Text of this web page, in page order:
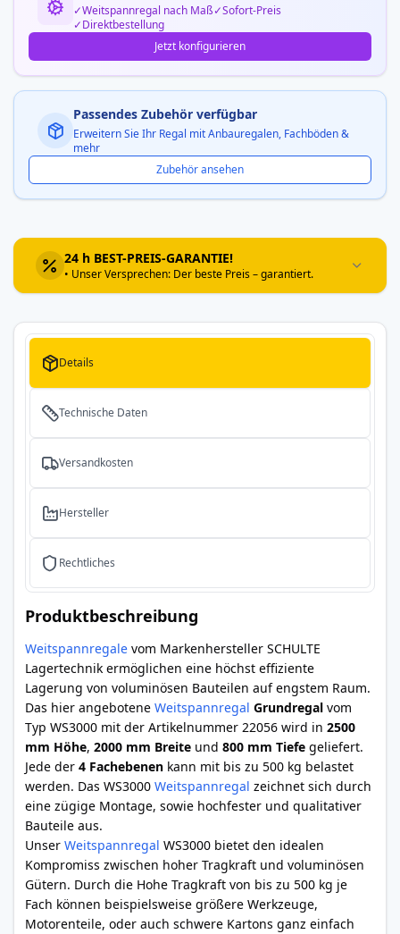
Weitspannregal nach Maß
Sofort-Preis
Direktbestellung
Jetzt konfigurieren
Passendes Zubehör verfügbar
Erweitern Sie Ihr Regal mit Anbauregalen, Fachböden &
mehr
Zubehör ansehen
24 h BEST-PREIS-GARANTIE!
• Unser Versprechen: Der beste Preis – garantiert.
Details
Technische Daten
Versandkosten
Hersteller
Rechtliches
Produktbeschreibung
Weitspannregale vom Markenhersteller SCHULTE
Lagertechnik ermöglichen eine höchst effiziente
Lagerung von voluminösen Bauteilen auf engstem Raum.
Das hier angebotene Weitspannregal Grundregal vom
Typ WS3000 mit der Artikelnummer 22056 wird in 2500
mm Höhe, 2000 mm Breite und 800 mm Tiefe geliefert.
Jede der 4 Fachebenen kann mit bis zu 500 kg belastet
werden. Das WS3000 Weitspannregal zeichnet sich durch
eine zügige Montage, sowie hochfester und qualitativer
Bauteile aus.
Unser Weitspannregal WS3000 bietet den idealen
Kompromiss zwischen hoher Tragkraft und voluminösen
Gütern. Durch die Hohe Tragkraft von bis zu 500 kg je
Fach können beispielsweise größere Werkzeuge,
Motorenteile, oder auch schwere Kartons ganz einfach